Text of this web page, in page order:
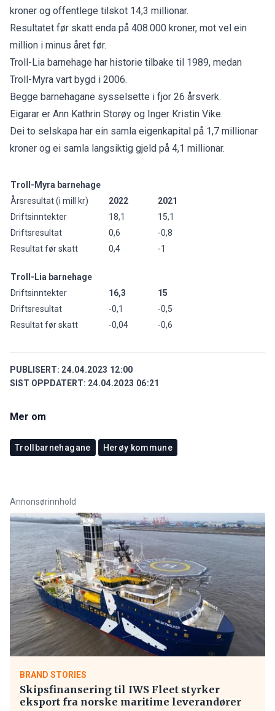
kroner og offentlege tilskot 14,3 millionar.
Resultatet før skatt enda på 408.000 kroner, mot vel ein
million i minus året før.
Troll-Lia barnehage har historie tilbake til 1989, medan
Troll-Myra vart bygd i 2006.
Begge barnehagane sysselsette i fjor 26 årsverk.
Eigarar er Ann Kathrin Storøy og Inger Kristin Vike.
Dei to selskapa har ein samla eigenkapital på 1,7 millionar
kroner og ei samla langsiktig gjeld på 4,1 millionar.
Troll-Myra barnehage
Årsresultat (i mill kr)
2022
2021
Driftsinntekter
18,1
15,1
Driftsresultat
0,6
-0,8
Resultat før skatt
0,4 -1
Troll-Lia barnehage
Driftsinntekter
16,3
15
Driftsresultat
-0,1
-0,5
Resultat før skatt
-0,04 -0,6
PUBLISERT: 24.04.2023 12:00
SIST OPPDATERT: 24.04.2023 06:21
Mer om
Trollbarnehagane Herøy kommune
Annonsørinnhold
BRAND STORIES
Skipsfinansering til IWS Fleet styrker
eksport fra norske maritime leverandører